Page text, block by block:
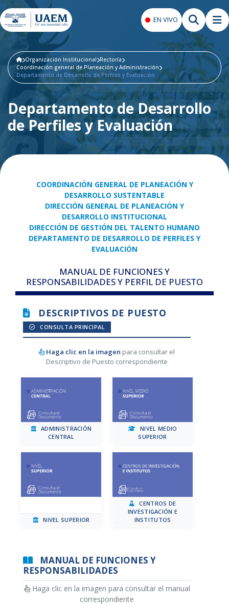
EN VIVO
Organización Institucional Rectoría
Coordinación general de Planeación y Administración
Departamento de Desarrollo de Perfiles y Evaluación
Departamento de Desarrollo
de Perfiles y Evaluación
COORDINACIÓN GENERAL DE PLANEACIÓN Y
DESARROLLO SUSTENTABLE
DIRECCIÓN GENERAL DE PLANEACIÓN Y
DESARROLLO INSTITUCIONAL
DIRECCIÓN DE GESTIÓN DEL TALENTO HUMANO
DEPARTAMENTO DE DESARROLLO DE PERFILES Y
EVALUACIÓN
MANUAL DE FUNCIONES Y
RESPONSABILIDADES Y PERFIL DE PUESTO
DESCRIPTIVOS DE PUESTO
CONSULTA PRINCIPAL
Haga clic en la imagen para consultar el
Descriptivo de Puesto correspondiente
ADMINISTRACIÓN
CENTRAL
NIVEL MEDIO
SUPERIOR
NIVEL SUPERIOR
CENTROS DE
INVESTIGACIÓN E
INSTITUTOS
MANUAL DE FUNCIONES Y
RESPONSABILIDADES
Haga clic en la imagen para consultar el manual
correspondiente